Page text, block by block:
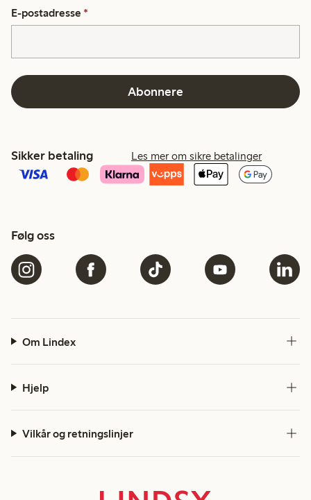
E-postadresse *
Abonnere
Sikker betaling Les mer om sikre betalinger
Følg oss
Om Lindex
Hjelp
Vilkår og retningslinjer